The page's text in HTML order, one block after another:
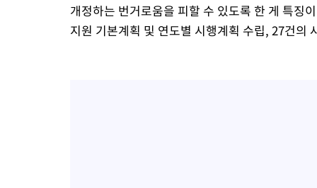
개정하는 번거로움을 피할 수 있도록 한 게 특징
지원 기본계획 및 연도별 시행계획 수립, 27건의